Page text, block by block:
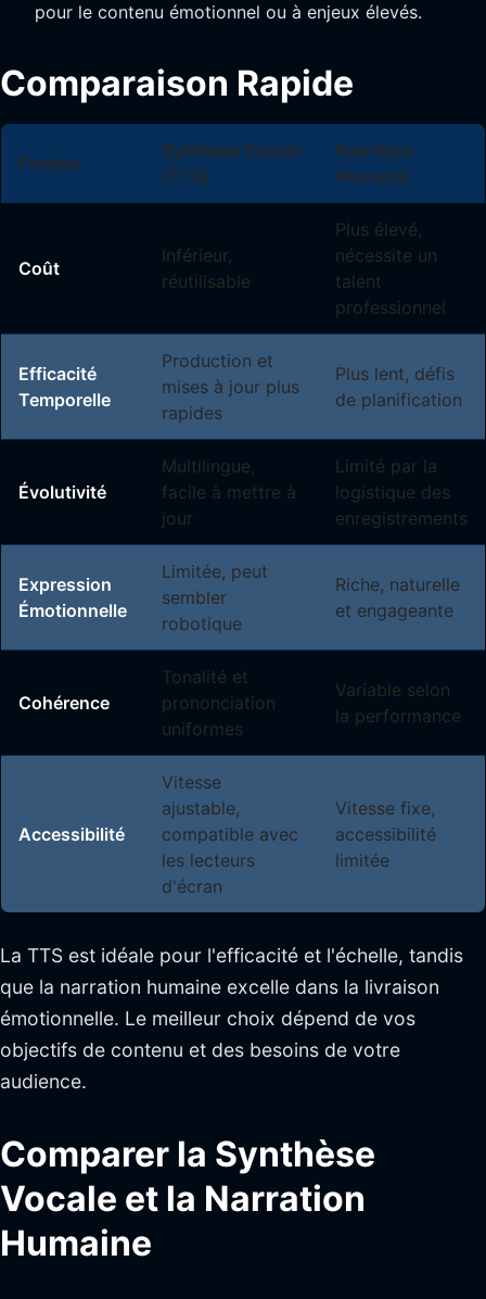
pour le contenu émotionnel ou à enjeux élevés.
Comparaison Rapide
Facteur
Synthèse Vocale
(TTS)
Narration
Humaine
Coût
Inférieur,
réutilisable
Plus élevé,
nécessite un
talent
professionnel
Efficacité
Temporelle
Production et
mises à jour plus
rapides
Plus lent, défis
de planification
Évolutivité
Multilingue,
facile à mettre à
jour
Limité par la
logistique des
enregistrements
Expression
Émotionnelle
Limitée, peut
sembler
robotique
Riche, naturelle
et engageante
Cohérence
Tonalité et
prononciation
uniformes
Variable selon
la performance
Accessibilité
Vitesse
ajustable,
compatible avec
les lecteurs
d'écran
Vitesse fixe,
accessibilité
limitée
La TTS est idéale pour l'efficacité et l'échelle, tandis
que la narration humaine excelle dans la livraison
émotionnelle. Le meilleur choix dépend de vos
objectifs de contenu et des besoins de votre
audience.
Comparer la Synthèse
Vocale et la Narration
Humaine